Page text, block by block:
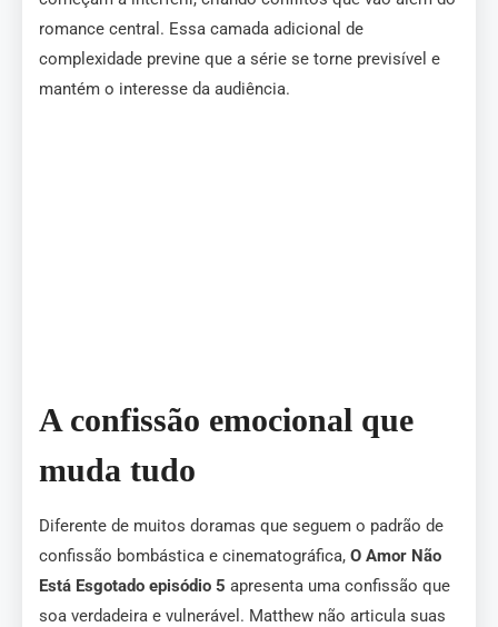
romance central. Essa camada adicional de
complexidade previne que a série se torne previsível e
mantém o interesse da audiência.
A confissão emocional que
muda tudo
Diferente de muitos doramas que seguem o padrão de
confissão bombástica e cinematográfica, O Amor Não
Está Esgotado episódio 5 apresenta uma confissão que
soa verdadeira e vulnerável. Matthew não articula suas